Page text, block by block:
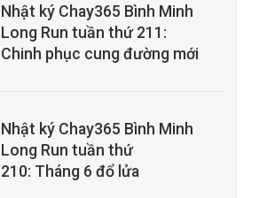
Nhật ký Chay365 Bình Minh
Long Run tuần thứ 211:
Chinh phục cung đường mới
Nhật ký Chay365 Bình Minh
Long Run tuần thứ
210: Tháng 6 đổ lửa